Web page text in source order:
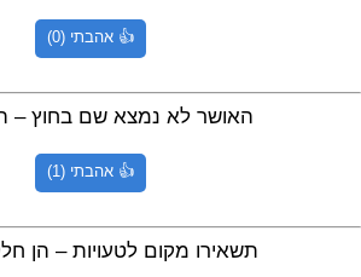
👍 אהבתי (0)
האושר לא נמצא שם בחוץ –
👍 אהבתי (1)
תשאירו מקום לטעויות – הן